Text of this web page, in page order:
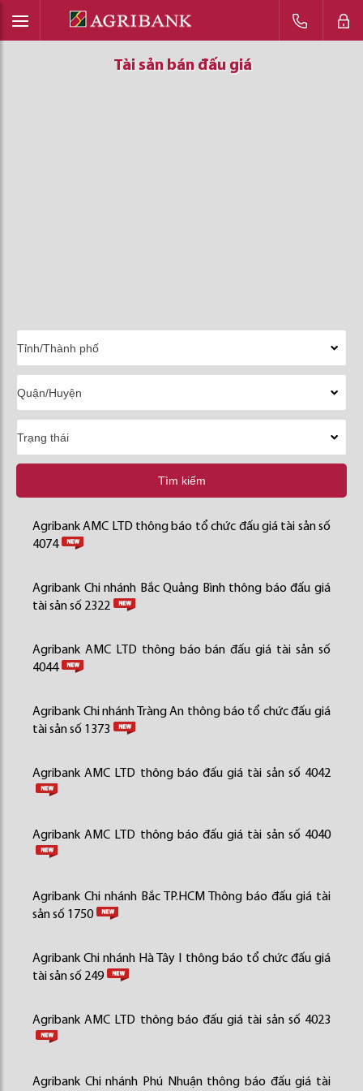
Tài sản bán đấu giá
Tài sản bán đấu giá
Tài sản bán đấu giá
Tìm kiếm
Agribank AMC LTD thông báo tổ chức đấu giá tài sản số
4074
Agribank Chi nhánh Bắc Quảng Bình thông báo đấu giá
tài sản số 2322
Agribank AMC LTD thông báo bán đấu giá tài sản số
4044
Agribank Chi nhánh Tràng An thông báo tổ chức đấu giá
tài sản số 1373
Agribank AMC LTD thông báo đấu giá tài sản số 4042
Agribank AMC LTD thông báo đấu giá tài sản số 4040
Agribank Chi nhánh Bắc TP.HCM Thông báo đấu giá tài
sản số 1750
Agribank Chi nhánh Hà Tây I thông báo tổ chức đấu giá
tài sản số 249
Agribank AMC LTD thông báo đấu giá tài sản số 4023
Agribank Chi nhánh Phú Nhuận thông báo đấu giá tài